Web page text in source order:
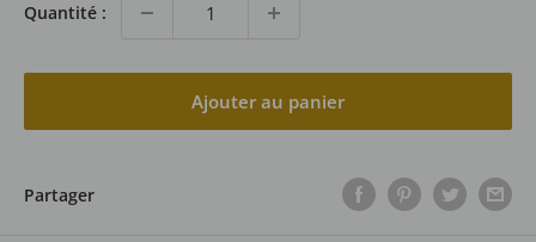
Quantité :
Ajouter au panier
Partager